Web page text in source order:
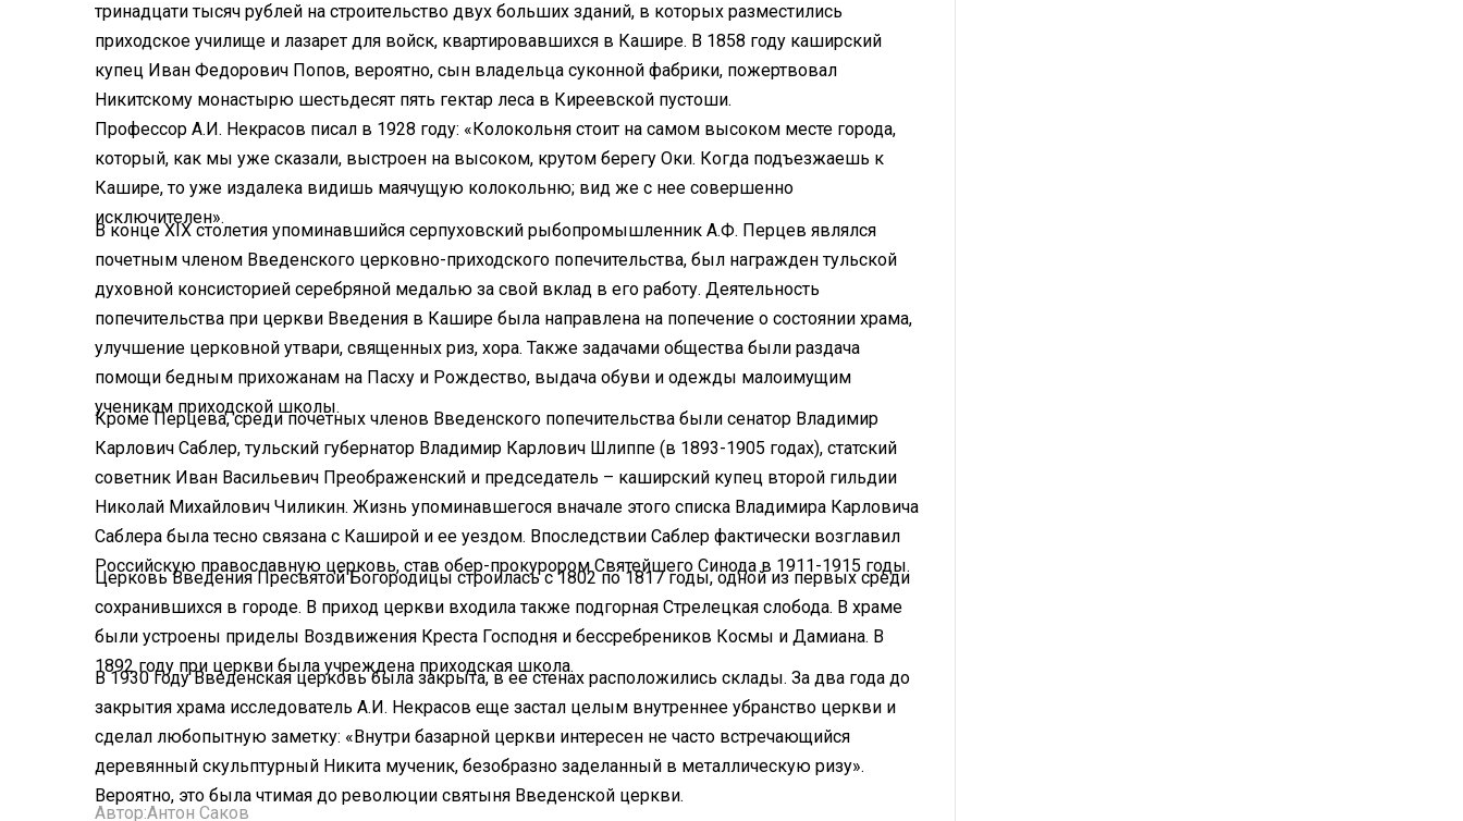
тринадцати тысяч рублей на строительство двух больших зданий, в которых разместились
приходское училище и лазарет для войск, квартировавшихся в Кашире. В 1858 году каширский
купец Иван Федорович Попов, вероятно, сын владельца суконной фабрики, пожертвовал
Никитскому монастырю шестьдесят пять гектар леса в Киреевской пустоши.
Профессор А.И. Некрасов писал в 1928 году: «Колокольня стоит на самом высоком месте города,
который, как мы уже сказали, выстроен на высоком, крутом берегу Оки. Когда подъезжаешь к
Кашире, то уже издалека видишь маячущую колокольню; вид же с нее совершенно
исключителен».
В конце XIX столетия упоминавшийся серпуховский рыбопромышленник А.Ф. Перцев являлся
почетным членом Введенского церковно-приходского попечительства, был награжден тульской
духовной консисторией серебряной медалью за свой вклад в его работу. Деятельность
попечительства при церкви Введения в Кашире была направлена на попечение о состоянии храма,
улучшение церковной утвари, священных риз, хора. Также задачами общества были раздача
помощи бедным прихожанам на Пасху и Рождество, выдача обуви и одежды малоимущим
ученикам приходской школы.
Кроме Перцева, среди почетных членов Введенского попечительства были сенатор Владимир
Карлович Саблер, тульский губернатор Владимир Карлович Шлиппе (в 1893-1905 годах), статский
советник Иван Васильевич Преображенский и председатель – каширский купец второй гильдии
Николай Михайлович Чиликин. Жизнь упоминавшегося вначале этого списка Владимира Карловича
Саблера была тесно связана с Каширой и ее уездом. Впоследствии Саблер фактически возглавил
Российскую православную церковь, став обер-прокурором Святейшего Синода в 1911-1915 годы.
Церковь Введения Пресвятой Богородицы строилась с 1802 по 1817 годы, одной из первых среди
сохранившихся в городе. В приход церкви входила также подгорная Стрелецкая слобода. В храме
были устроены приделы Воздвижения Креста Господня и бессребреников Космы и Дамиана. В
1892 году при церкви была учреждена приходская школа.
В 1930 году Введенская церковь была закрыта, в ее стенах расположились склады. За два года до
закрытия храма исследователь А.И. Некрасов еще застал целым внутреннее убранство церкви и
сделал любопытную заметку: «Внутри базарной церкви интересен не часто встречающийся
деревянный скульптурный Никита мученик, безобразно заделанный в металлическую ризу».
Вероятно, это была чтимая до революции святыня Введенской церкви.
Автор:Антон Саков